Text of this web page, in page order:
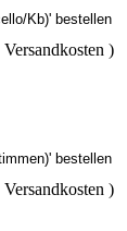
Versandkosten )
Versandkosten )